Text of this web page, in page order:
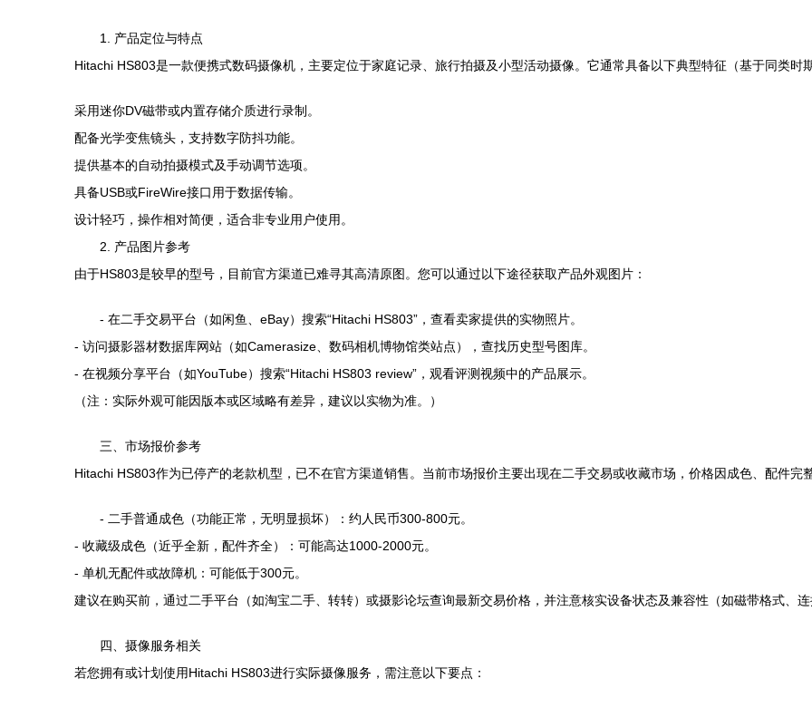
1. 产品定位与特点
Hitachi HS803是一款便携式数码摄像机，主要定位于家庭记录、旅行拍摄及小型活动摄像。它通常具备以下典型特征（基于同类时
采用迷你DV磁带或内置存储介质进行录制。
配备光学变焦镜头，支持数字防抖功能。
提供基本的自动拍摄模式及手动调节选项。
具备USB或FireWire接口用于数据传输。
设计轻巧，操作相对简便，适合非专业用户使用。
2. 产品图片参考
由于HS803是较早的型号，目前官方渠道已难寻其高清原图。您可以通过以下途径获取产品外观图片：
- 在二手交易平台（如闲鱼、eBay）搜索“Hitachi HS803”，查看卖家提供的实物照片。
- 访问摄影器材数据库网站（如Camerasize、数码相机博物馆类站点），查找历史型号图库。
- 在视频分享平台（如YouTube）搜索“Hitachi HS803 review”，观看评测视频中的产品展示。
（注：实际外观可能因版本或区域略有差异，建议以实物为准。）
三、市场报价参考
Hitachi HS803作为已停产的老款机型，已不在官方渠道销售。当前市场报价主要出现在二手交易或收藏市场，价格因成色、配件完
- 二手普通成色（功能正常，无明显损坏）：约人民币300-800元。
- 收藏级成色（近乎全新，配件齐全）：可能高达1000-2000元。
- 单机无配件或故障机：可能低于300元。
建议在购买前，通过二手平台（如淘宝二手、转转）或摄影论坛查询最新交易价格，并注意核实设备状态及兼容性（如磁带格式、连
四、摄像服务相关
若您拥有或计划使用Hitachi HS803进行实际摄像服务，需注意以下要点：